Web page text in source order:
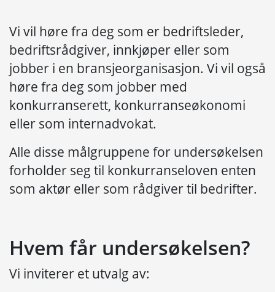
Vi vil høre fra deg som er bedriftsleder,
bedriftsrådgiver, innkjøper eller som
jobber i en bransjeorganisasjon. Vi vil også
høre fra deg som jobber med
konkurranserett, konkurranseøkonomi
eller som internadvokat.
Alle disse målgruppene for undersøkelsen
forholder seg til konkurranseloven enten
som aktør eller som rådgiver til bedrifter.
Hvem får undersøkelsen?
Vi inviterer et utvalg av: